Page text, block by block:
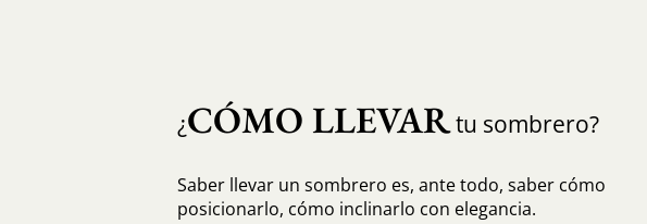
¿CÓMO LLEVARtu sombrero?
Saber llevar un sombrero es, ante todo, saber cómo
posicionarlo, cómo inclinarlo con elegancia.